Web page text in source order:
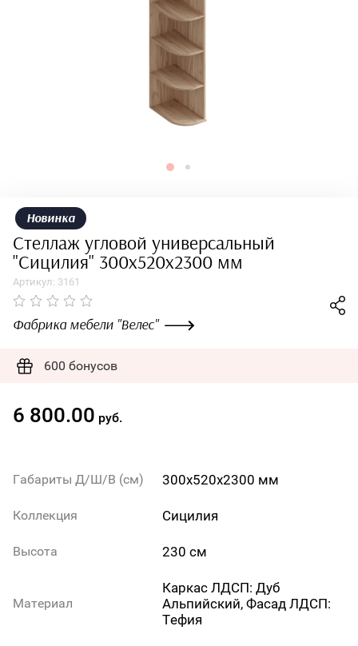
Новинка
Стеллаж угловой универсальный
"Сицилия" 300х520х2300 мм
Артикул: 3161
Фабрика мебели "Велес"
600 бонусов
6 800.00 руб.
Габариты Д/Ш/В (см) 300х520х2300 мм
Коллекция Сицилия
Высота 230 см
Материал
Каркас ЛДСП: Дуб
Альпийский, Фасад ЛДСП:
Тефия